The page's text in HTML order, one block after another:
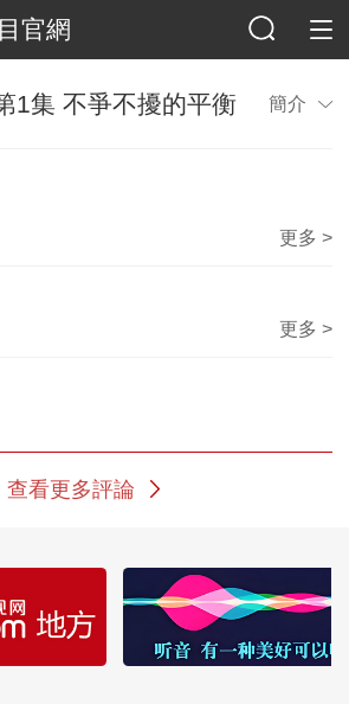
官網
1集 不爭不擾的平衡 簡介
更多 >
更多 >
查看更多評論